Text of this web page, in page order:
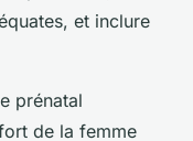
et inclure
prénatal
de la femme